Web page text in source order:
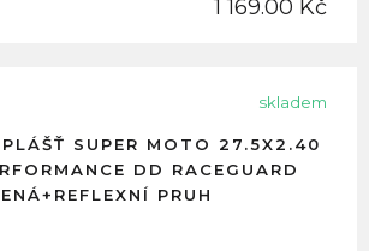
1 169.00 Kč
skladem
SUPER MOTO 27.5X2.40
DD RACEGUARD
PRUH